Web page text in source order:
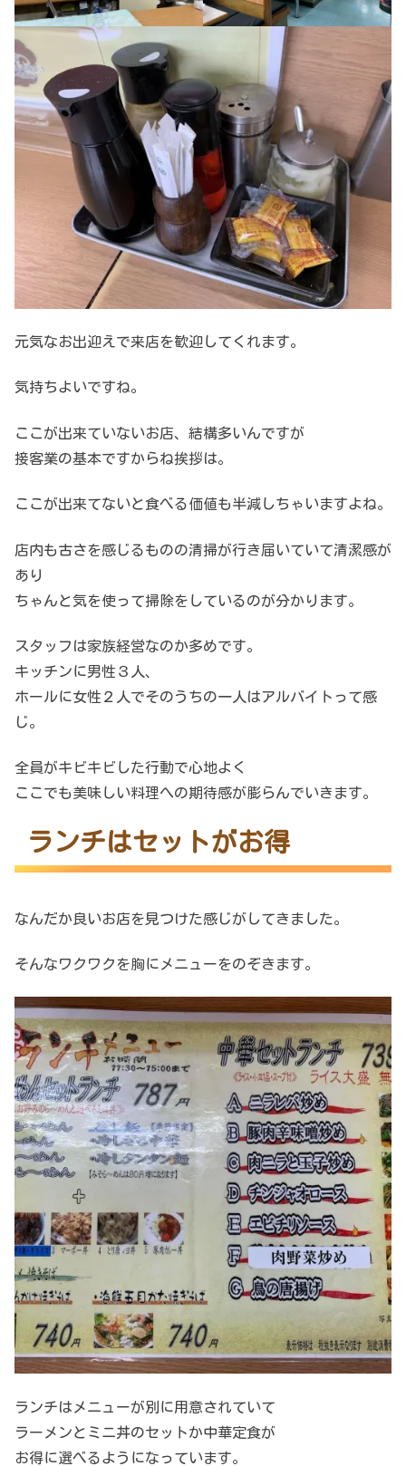
元気なお出迎えで来店を歓迎してくれます。
気持ちよいですね。
ここが出来ていないお店、結構多いんですが
接客業の基本ですからね挨拶は。
ここが出来てないと食べる価値も半減しちゃいますよね。
店内も古さを感じるものの清掃が行き届いていて清潔感が
あり
ちゃんと気を使って掃除をしているのが分かります。
スタッフは家族経営なのか多めです。
キッチンに男性３人、
ホールに女性２人でそのうちの一人はアルバイトって感
じ。
全員がキビキビした行動で心地よく
ここでも美味しい料理への期待感が膨らんでいきます。
ランチはセットがお得
なんだか良いお店を見つけた感じがしてきました。
そんなワクワクを胸にメニューをのぞきます。
ランチはメニューが別に用意されていて
ラーメンとミニ丼のセットか中華定食が
お得に選べるようになっています。